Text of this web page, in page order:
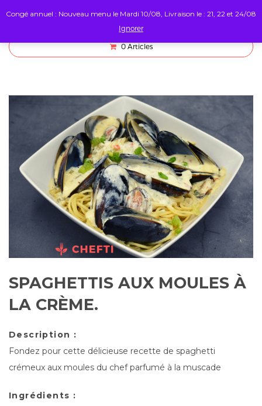
0 Articles
SPAGHETTIS AUX MOULES À
LA CRÈME.
Description :
Fondez pour cette délicieuse recette de spaghetti
crémeux aux moules du chef parfumé à la muscade
Ingrédients :
Congé annuel : Nouveau menu le Mardi 10/08, Livraison le : 21, 22 et 24/08
Ignorer